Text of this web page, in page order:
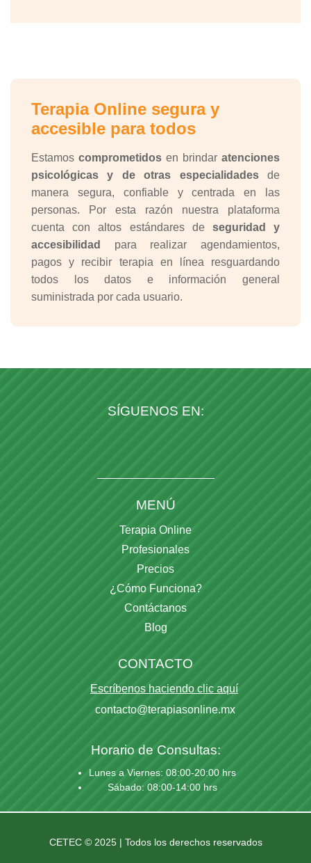
Terapia Online segura y
accesible para todos
Estamos comprometidos en brindar atenciones
psicológicas y de otras especialidadesde
manera segura, confiable y centrada en las
personas. Por esta razón nuestra plataforma
cuenta con altos estándares de seguridad y
accesibilidad
para realizar agendamientos,
pagos y recibir terapia en línea resguardando
todos los datos e información general
suministrada por cada usuario.
SÍGUENOS EN:
MENÚ
Terapia Online
Profesionales
Precios
¿Cómo Funciona?
Contáctanos
Blog
CONTACTO
Escríbenos haciendo clic aquí
contacto@terapiasonline.mx
Horario de Consultas:
Lunes a Viernes: 08:00-20:00 hrs
Sábado: 08:00-14:00 hrs
CETEC © 2025 | Todos los derechos reservados